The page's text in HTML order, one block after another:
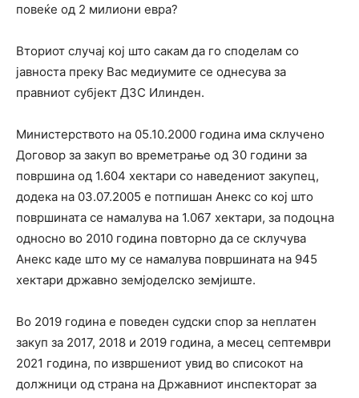
повеќе од 2 милиони евра?
Вториот случај кој што сакам да го споделам со
јавноста преку Вас медиумите се однесува за
правниот субјект ДЗС Илинден.
Министерството на 05.10.2000 година има склучено
Договор за закуп во времетрање од 30 години за
површина од 1.604 хектари со наведениот закупец,
додека на 03.07.2005 е потпишан Анекс со кој што
површината се намалува на 1.067 хектари, за подоцна
односно во 2010 година повторно да се склучува
Анекс каде што му се намалува површината на 945
хектари државно земјоделско земјиште.
Во 2019 година е поведен судски спор за неплатен
закуп за 2017, 2018 и 2019 година, а месец септември
2021 година, по извршениот увид во списокот на
должници од страна на Државниот инспекторат за